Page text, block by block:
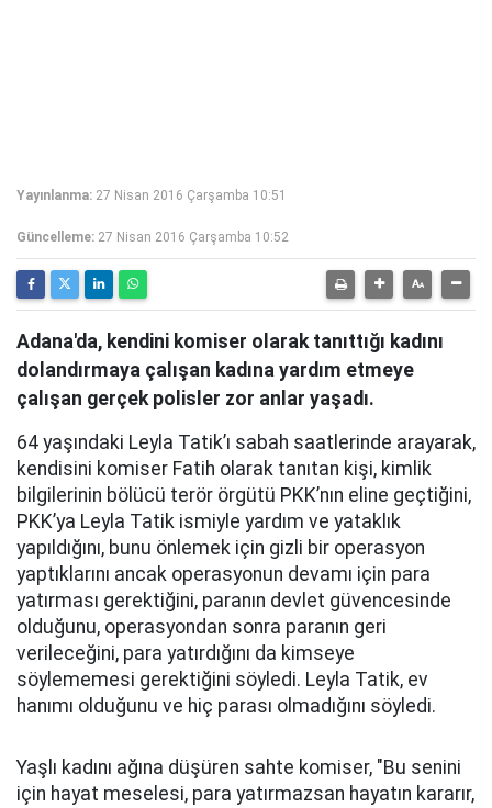
Yayınlanma: 27 Nisan 2016 Çarşamba 10:51
Güncelleme: 27 Nisan 2016 Çarşamba 10:52
Adana'da, kendini komiser olarak tanıttığı kadını
dolandırmaya çalışan kadına yardım etmeye
çalışan gerçek polisler zor anlar yaşadı.
64 yaşındaki Leyla Tatik’ı sabah saatlerinde arayarak,
kendisini komiser Fatih olarak tanıtan kişi, kimlik
bilgilerinin bölücü terör örgütü PKK’nın eline geçtiğini,
PKK’ya Leyla Tatik ismiyle yardım ve yataklık
yapıldığını, bunu önlemek için gizli bir operasyon
yaptıklarını ancak operasyonun devamı için para
yatırması gerektiğini, paranın devlet güvencesinde
olduğunu, operasyondan sonra paranın geri
verileceğini, para yatırdığını da kimseye
söylememesi gerektiğini söyledi. Leyla Tatik, ev
hanımı olduğunu ve hiç parası olmadığını söyledi.
Yaşlı kadını ağına düşüren sahte komiser, "Bu senini
için hayat meselesi, para yatırmazsan hayatın kararır,